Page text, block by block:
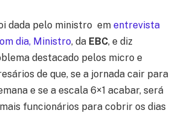
dada pelo ministro em entrevista
dia, Ministro, da EBC, e diz
destacado pelos micro e
de que, se a jornada cair para
e se a escala 6×1 acabar, será
funcionários para cobrir os dias